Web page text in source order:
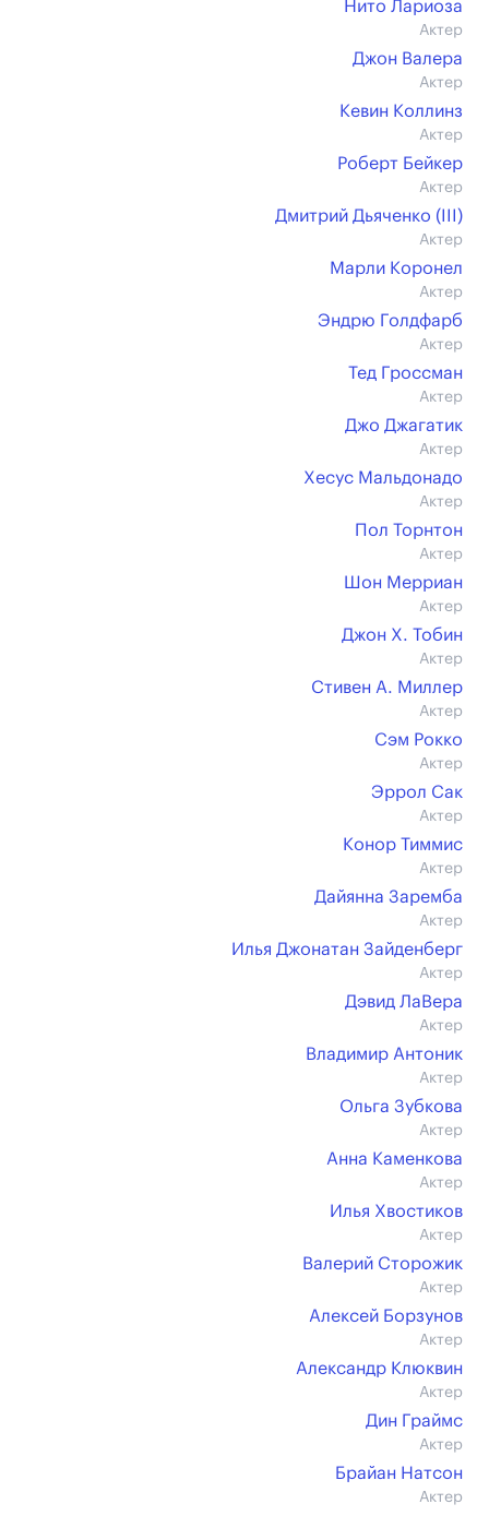
Нито Лариоза
Актер
Джон Валера
Актер
Кевин Коллинз
Актер
Роберт Бейкер
Актер
Дмитрий Дьяченко (III)
Актер
Марли Коронел
Актер
Эндрю Голдфарб
Актер
Тед Гроссман
Актер
Джо Джагатик
Актер
Хесус Мальдонадо
Актер
Пол Торнтон
Актер
Шон Мерриан
Актер
Джон Х. Тобин
Актер
Стивен А. Миллер
Актер
Сэм Рокко
Актер
Эррол Сак
Актер
Конор Тиммис
Актер
Дайянна Заремба
Актер
Илья Джонатан Зайденберг
Актер
Дэвид ЛаВера
Актер
Владимир Антоник
Актер
Ольга Зубкова
Актер
Анна Каменкова
Актер
Илья Хвостиков
Актер
Валерий Сторожик
Актер
Алексей Борзунов
Актер
Александр Клюквин
Актер
Дин Граймс
Актер
Брайан Натсон
Актер